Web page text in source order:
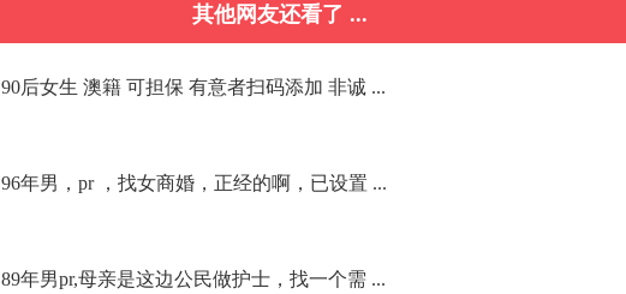
其他网友还看了 ...
90后女生 澳籍 可担保 有意者扫码添加 非诚 ...
96年男，pr ，找女商婚，正经的啊，已设置 ...
89年男pr,母亲是这边公民做护士，找一个需 ...